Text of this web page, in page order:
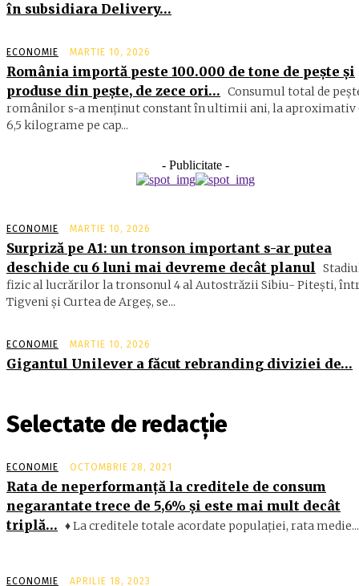
în subsidiara Delivery…
ECONOMIE MARTIE 10, 2026
România importă peste 100.000 de tone de peşte şi
produse din peşte, de zece ori… Consumul total de
ro­mâ­nilor s-a menţinut constant în ul­timii ani, la aproximativ
6,5 ki­lograme pe cap...
- Publicitate -
ECONOMIE MARTIE 10, 2026
Surpriză pe A1: un tronson important s-ar putea
deschide cu 6 luni mai devreme decât planul
fizic al lucrărilor la tronsonul 4 al Autostrăzii Sibiu- Piteşti,
Tigveni şi Curtea de Argeş, se...
ECONOMIE MARTIE 10, 2026
Gigantul Unilever a făcut rebranding diviziei de…
Selectate de redacție
ECONOMIE OCTOMBRIE 28, 2021
Rata de neperformanţă la creditele de consum
negarantate trece de 5,6% şi este mai mult decât
triplă… ♦ La creditele totale acordate populaţiei, rata medie...
ECONOMIE APRILIE 18, 2023